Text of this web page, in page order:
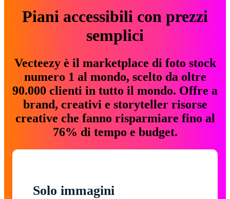
Piani accessibili con prezzi
semplici
Vecteezy è il marketplace di foto stock
numero 1 al mondo, scelto da oltre
90.000 clienti in tutto il mondo. Offre a
brand, creativi e storyteller risorse
creative che fanno risparmiare fino al
76% di tempo e budget.
Solo immagini